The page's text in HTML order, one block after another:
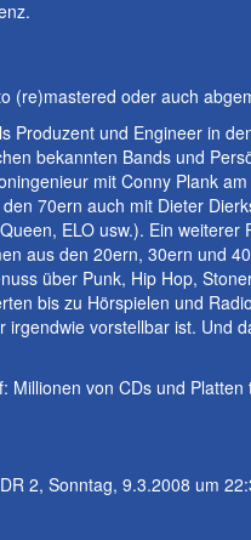
(re)mastered oder auch
Produzent und Engineer in
bekannten Bands und
mit Conny Plank
70ern auch mit Dieter
ELO usw.). Ein weiterer
aus den 20ern, 30ern und
über Punk, Hip Hop,
bis zu Hörspielen und
vorstellbar ist. Und
von CDs und
2, Sonntag, 9.3.2008 um